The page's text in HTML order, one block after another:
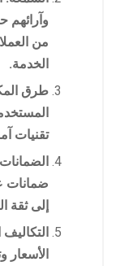
وآرائهم
من
الخدمة.
طرق
تقنيات
ضمانات
إلى ثقة
الأسعار